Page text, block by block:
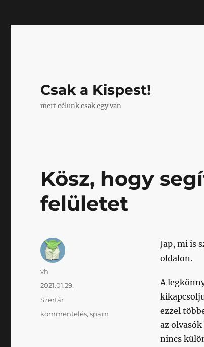
Csak a Kispest!
mert célunk csak egy van
Kösz, hogy
felületet
Jap, mi is
oldalon.
A
ezzel
az
nincs
Szerző
vh
Közzétéve
2021.01.29.
Kategória
Szertár
Címke
kommentelés,spam